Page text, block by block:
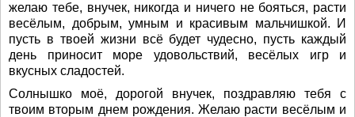
желаю тебе, внучек, никогда и ничего не бояться, расти
весёлым, добрым, умным и красивым мальчишкой. И
пусть в твоей жизни всё будет чудесно, пусть каждый
день приносит море удовольствий, весёлых игр и
вкусных сладостей.
Солнышко моё, дорогой внучек, поздравляю тебя с
твоим вторым днем рождения. Желаю расти весёлым и